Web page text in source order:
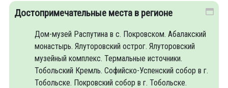
Достопримечательные места в регионе
Дом-музей Распутина в с. Покровском. Абалакский
монастырь. Ялуторовский острог. Ялуторовский
музейный комплекс. Термальные источники.
Тобольский Кремль. Софийско-Успенский собор в г.
Тобольске. Покровский собор в г. Тобольске.